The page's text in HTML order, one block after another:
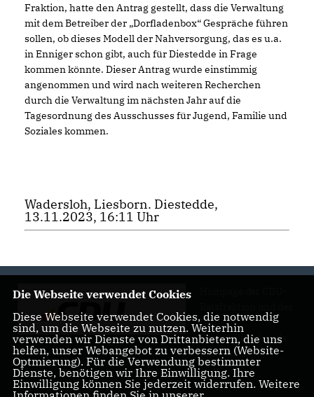
Fraktion, hatte den Antrag gestellt, dass die Verwaltung
mit dem Betreiber der „Dorfladenbox“ Gespräche führen
sollen, ob dieses Modell der Nahversorgung, das es u.a.
in Enniger schon gibt, auch für Diestedde in Frage
kommen könnte. Dieser Antrag wurde einstimmig
angenommen und wird nach weiteren Recherchen
durch die Verwaltung im nächsten Jahr auf die
Tagesordnung des Ausschusses für Jugend, Familie und
Soziales kommen.
Wadersloh, Liesborn. Diestedde,
13.11.2023, 16:11 Uhr
CDU-
Gemeindeverbands
Wadersloh
Die Webseite verwendet Cookies
Diese Webseite verwendet Cookies, die notwendig
sind, um die Webseite zu nutzen. Weiterhin
verwenden wir Dienste von Drittanbietern, die uns
helfen, unser Webangebot zu verbessern (Website-
Optmierung). Für die Verwendung bestimmter
Dienste, benötigen wir Ihre Einwilligung. Ihre
Einwilligung können Sie jederzeit widerrufen. Weitere